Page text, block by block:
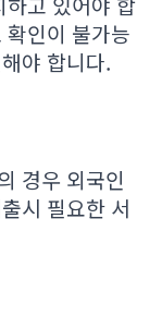
인이 불가능
야 합니다.
경우 외국인
시 필요한 서